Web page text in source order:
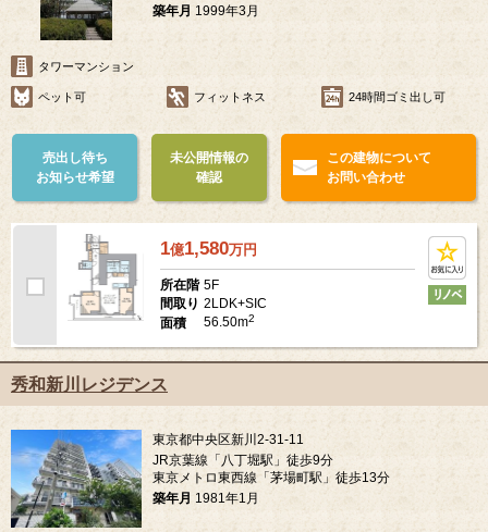
築年月 1999年3月
タワーマンション
ペット可 フィットネス 24時間ゴミ出し可
売出し待ち
お知らせ希望
未公開情報の
確認
この建物について
お問い合わせ
1億1,580万円
所在階 5F
間取り 2LDK+SIC
面積
56.50m2
秀和新川レジデンス
東京都中央区新川2-31-11
JR京葉線「八丁堀駅」徒歩9分
東京メトロ東西線「茅場町駅」徒歩13分
築年月 1981年1月